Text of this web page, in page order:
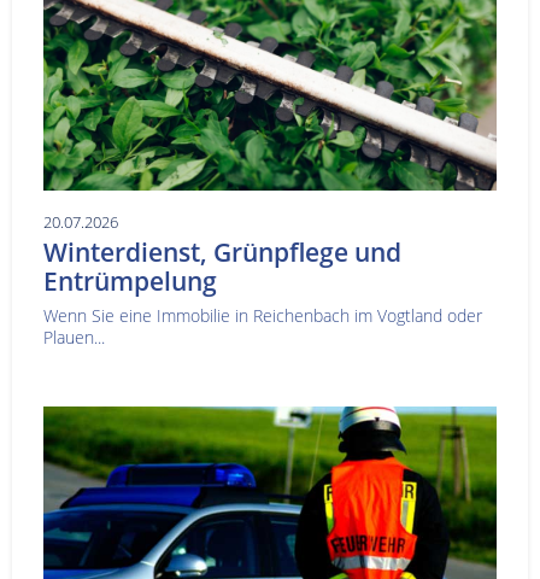
20.07.2026
Winterdienst, Grünpflege und
Entrümpelung
Wenn Sie eine Immobilie in Reichenbach im Vogtland oder
Plauen...